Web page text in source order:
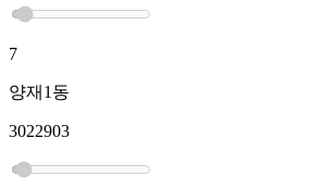
7
양재1동
3022903